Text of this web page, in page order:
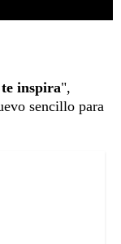
te inspira",
sencillo para